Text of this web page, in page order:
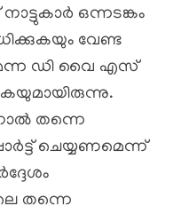
ഒന്നടങ്കം
വേണ്ട
ഡി വൈ എസ്
തന്നെ
ചെയ്യണമെന്ന്
തന്നെ